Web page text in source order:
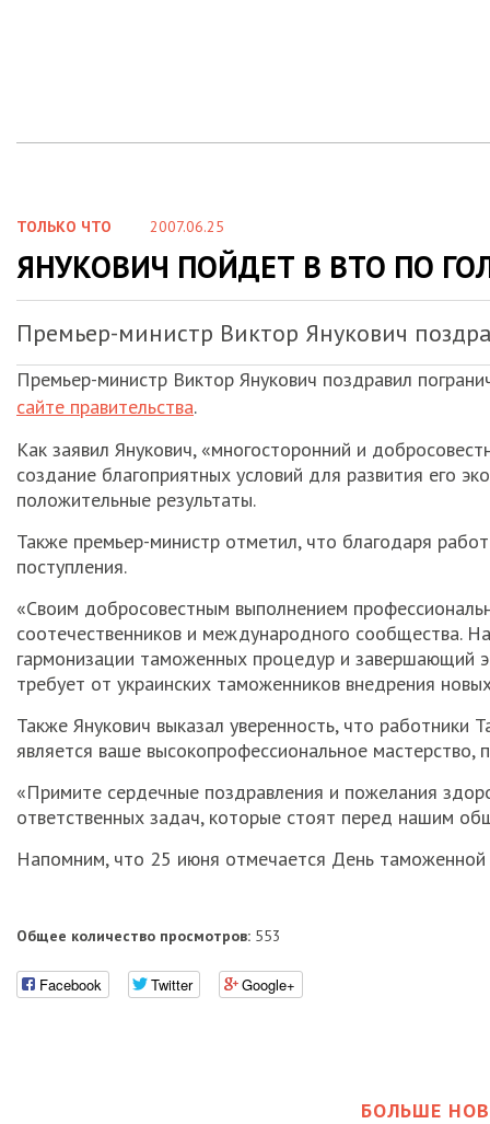
ТОЛЬКО ЧТО 2007.06.25
ЯНУКОВИЧ ПОЙДЕТ В ВТО ПО
Премьер-министр Виктор Янукович
Премьер-министр Виктор Янукович поздравил
сайте правительства.
Как заявил Янукович, «многосторонний и
создание благоприятных условий для развития его
положительные результаты.
Также премьер-министр отметил, что благодаря
поступления.
«Своим добросовестным выполнением
соотечественников и международного сообщества.
гармонизации таможенных процедур и завершающий
требует от украинских таможенников внедрения
Также Янукович выказал уверенность, что
является ваше высокопрофессиональное мастерство,
«Примите сердечные поздравления и пожелания
ответственных задач, которые стоят перед нашим
Напомним, что 25 июня отмечается День таможенной
Общее количество просмотров: 553
Facebook Twitter Google+
БОЛЬШЕ